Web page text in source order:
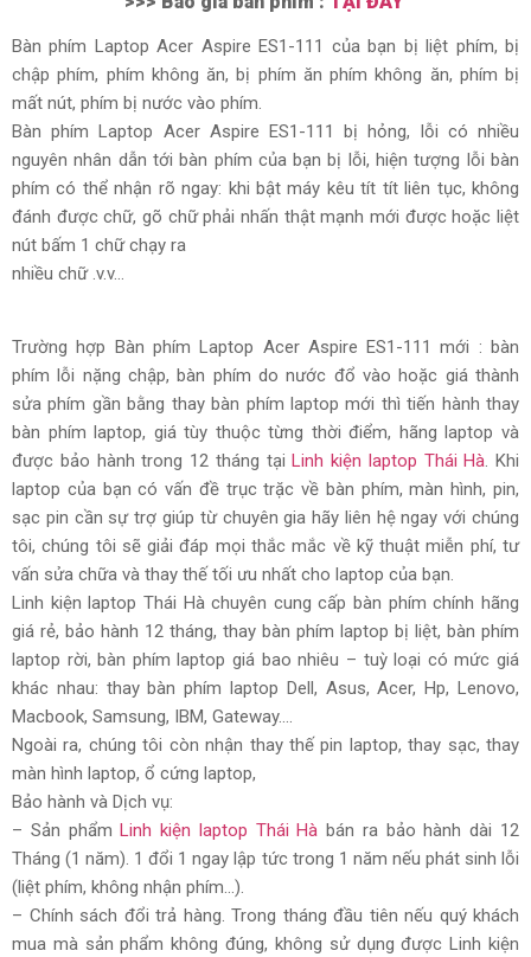
Bàn phím Laptop Acer Aspire ES1-111 của bạn bị liệt phím, bị
chập phím, phím không ăn, bị phím ăn phím không ăn, phím bị
mất nút, phím bị nước vào phím.
Bàn phím Laptop Acer Aspire ES1-111 bị hỏng, lỗi có nhiều
nguyên nhân dẫn tới bàn phím của bạn bị lỗi, hiện tượng lỗi bàn
phím có thể nhận rõ ngay: khi bật máy kêu tít tít liên tục, không
đánh được chữ, gõ chữ phải nhấn thật mạnh mới được hoặc liệt
nút bấm 1 chữ chạy ra
nhiều chữ .v.v…
Trường hợp Bàn phím Laptop Acer Aspire ES1-111 mới : bàn
phím lỗi nặng chập, bàn phím do nước đổ vào hoặc giá thành
sửa phím gần bằng thay bàn phím laptop mới thì tiến hành thay
bàn phím laptop, giá tùy thuộc từng thời điểm, hãng laptop và
được bảo hành trong 12 tháng tạiLinh kiện laptop Thái Hà. Khi
laptop của bạn có vấn đề trục trặc về bàn phím, màn hình, pin,
sạc pin cần sự trợ giúp từ chuyên gia hãy liên hệ ngay với chúng
tôi, chúng tôi sẽ giải đáp mọi thắc mắc về kỹ thuật miễn phí, tư
vấn sửa chữa và thay thế tối ưu nhất cho laptop của bạn.
Linh kiện laptop Thái Hà chuyên cung cấp bàn phím chính hãng
giá rẻ, bảo hành 12 tháng, thay bàn phím laptop bị liệt, bàn phím
laptop rời, bàn phím laptop giá bao nhiêu – tuỳ loại có mức giá
khác nhau: thay bàn phím laptop Dell, Asus, Acer, Hp, Lenovo,
Macbook, Samsung, IBM, Gateway….
Ngoài ra, chúng tôi còn nhận thay thế pin laptop, thay sạc, thay
màn hình laptop, ổ cứng laptop,
Bảo hành và Dịch vụ:
– Sản phẩmLinh kiện laptop Thái Hà bán ra bảo hành dài 12
Tháng (1 năm). 1 đổi 1 ngay lập tức trong 1 năm nếu phát sinh lỗi
(liệt phím, không nhận phím…).
– Chính sách đổi trả hàng. Trong tháng đầu tiên nếu quý khách
mua mà sản phẩm không đúng, không sử dụng được Linh kiện